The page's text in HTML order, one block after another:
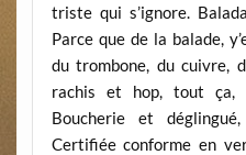
triste qui s’ignore.
Parce que de la balade,
du trombone, du cuivre,
rachis et hop, tout ça,
Boucherie et
Certifiée conforme en